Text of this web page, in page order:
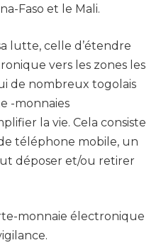
Faso et le Mali.
lutte, celle d’étendre
vers les zones les
de nombreux togolais
-monnaies
la vie. Cela consiste
téléphone mobile, un
déposer et/ou retirer
monnaie électronique